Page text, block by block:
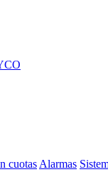
cuotas Alarmas